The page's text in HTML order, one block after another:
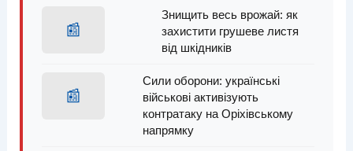
📰
Знищить весь врожай: як
захистити грушеве листя
від шкідників
📰
Сили оборони: українські
військові активізують
контратаку на Оріхівському
напрямку